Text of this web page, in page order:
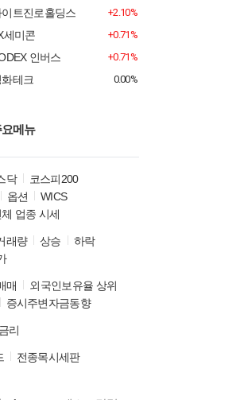
트진로홀딩스 +2.10%
세미콘
+0.71%
인버스
+0.71%
화테크 0.00%
메뉴
닥
코스피200
옵션
WICS
체 업종 시세
래량 상승
하락
매
외국인보유율 상위
증시주변자금동향
리
전종목시세판